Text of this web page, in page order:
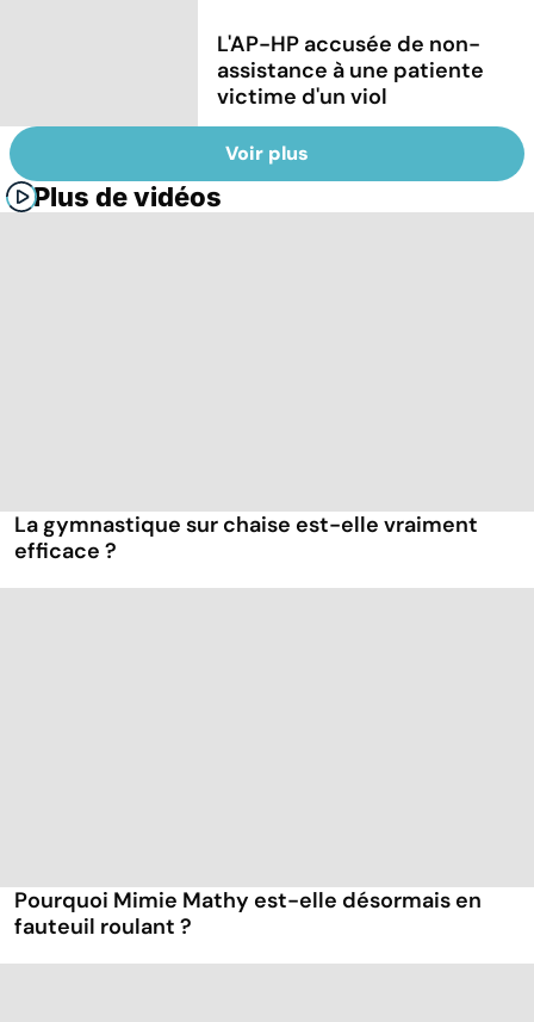
L'AP-HP accusée de non-
assistance à une patiente
victime d'un viol
Voir plus
Plus de vidéos
La gymnastique sur chaise est-elle vraiment
efficace ?
Pourquoi Mimie Mathy est-elle désormais en
fauteuil roulant ?